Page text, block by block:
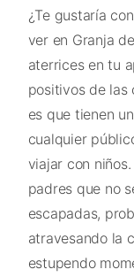
¿Te gustaría
ver en Granja
aterrices en tu
positivos de las
es que tienen
cualquier
viajar con
padres que no
escapadas,
atravesando la
estupendo